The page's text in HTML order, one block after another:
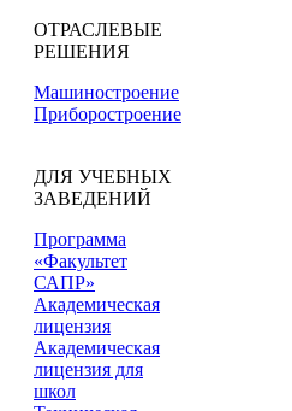
ОТРАСЛЕВЫЕ
РЕШЕНИЯ
Машиностроение
Приборостроение
ДЛЯ УЧЕБНЫХ
ЗАВЕДЕНИЙ
Программа
«Факультет
САПР»
Академическая
лицензия
Академическая
лицензия для
школ